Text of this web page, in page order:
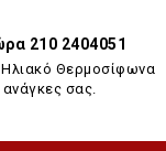
210 2404051
Θερμοσίφωνα
ανάγκες σας.